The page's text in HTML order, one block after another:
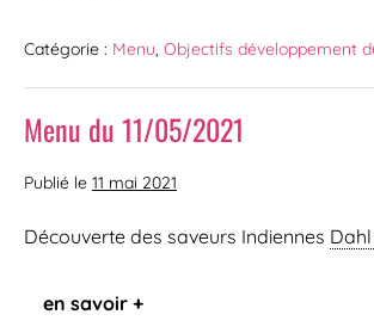
Catégorie : Menu, Objectifs développement
Menu du 11/05/2021
Publié le 11 mai 2021
Découverte des saveurs Indiennes
en savoir +